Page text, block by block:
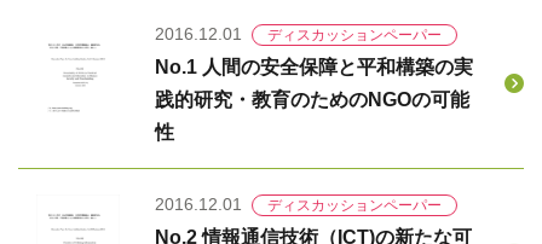
2016.12.01 ディスカッションペーパー
No.1 人間の安全保障と平和構築の実
践的研究・教育のためのNGOの可能
性
2016.12.01 ディスカッションペーパー
No.2 情報通信技術（ICT)の新たな可